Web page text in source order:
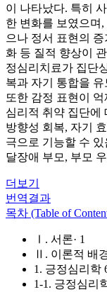
이 나타났다. 특히
한 변화를 보였으며
으나 정서 표현의
화 등 질적 향상이
정심리치료가 집단
복과 자기 통합을
또한 감정 표현이
심리적 취약 집단에
방향성 회복, 자기
극으로 기능할 수
달장애 부모, 부모
더보기
번역결과
목차 (Table of
Ⅰ. 서론· 1
Ⅱ. 이론적 배
1. 긍정심리학
1-1. 긍정심리